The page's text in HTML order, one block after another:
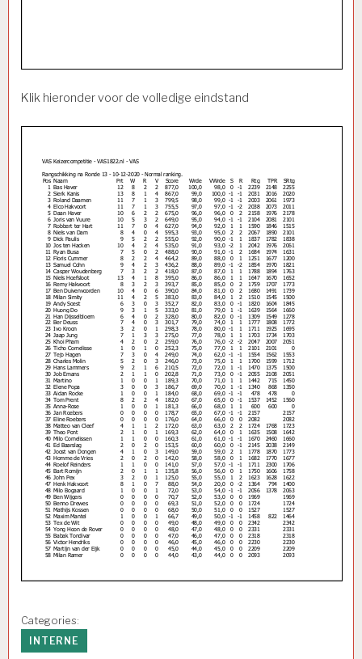
Klik hieronder voor de volledige eindstand
Categories:
INTERNE